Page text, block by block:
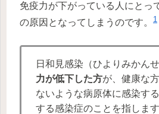
免疫力が下がっている人にとっ
の原因となってしまうのです。
1
日和見感染（ひよりみかん
力が低下した方が、健康な
ないような病原体に感染す
する感染症のことを指します